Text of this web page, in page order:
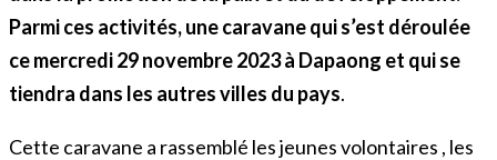
Parmi ces activités, une caravane qui s’est déroulée
ce mercredi 29 novembre 2023 à Dapaong et qui se
tiendra dans les autres villes du pays.
Cette caravane a rassemblé les jeunes volontaires , les